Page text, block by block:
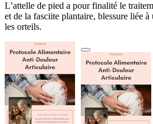
L’attelle de pied a pour finalité le
et de la fasciite plantaire, blessure liée
les orteils.